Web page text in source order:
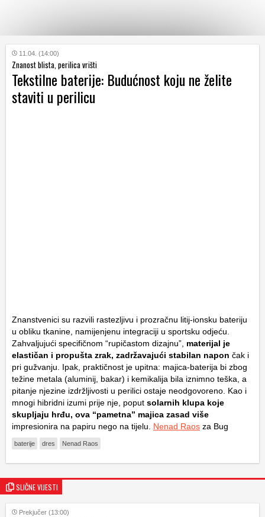
KATEGORIJE
HRVATSKI
WEB
11.04. (14:00)
Znanost blista, perilica vrišti
Tekstilne baterije: Budućnost koju ne želite
staviti u perilicu
Znanstvenici su razvili rastezljivu i prozračnu litij-ionsku bateriju
u obliku tkanine, namijenjenu integraciji u sportsku odjeću.
Zahvaljujući specifičnom “rupičastom dizajnu”, materijal je
elastičan i propušta zrak, zadržavajući stabilan napon čak i
pri gužvanju. Ipak, praktičnost je upitna: majica-baterija bi zbog
težine metala (aluminij, bakar) i kemikalija bila iznimno teška, a
pitanje njezine izdržljivosti u perilici ostaje neodgovoreno. Kao i
mnogi hibridni izumi prije nje, poput solarnih klupa koje
skupljaju hrđu, ova “pametna” majica zasad više
impresionira na papiru nego na tijelu. Nenad Raos za Bug
baterije dres Nenad Raos
SLIČNE VIJESTI
Prekjučer (13:00)